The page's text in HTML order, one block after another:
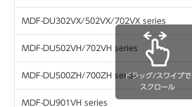
MDF-DU302VX/502VX/702VX series
MDF-DU502VH/702VH series
MDF-DU500ZH/700ZH series
MDF-DU901VH series
ドラッグ/スワイプで
スクロール